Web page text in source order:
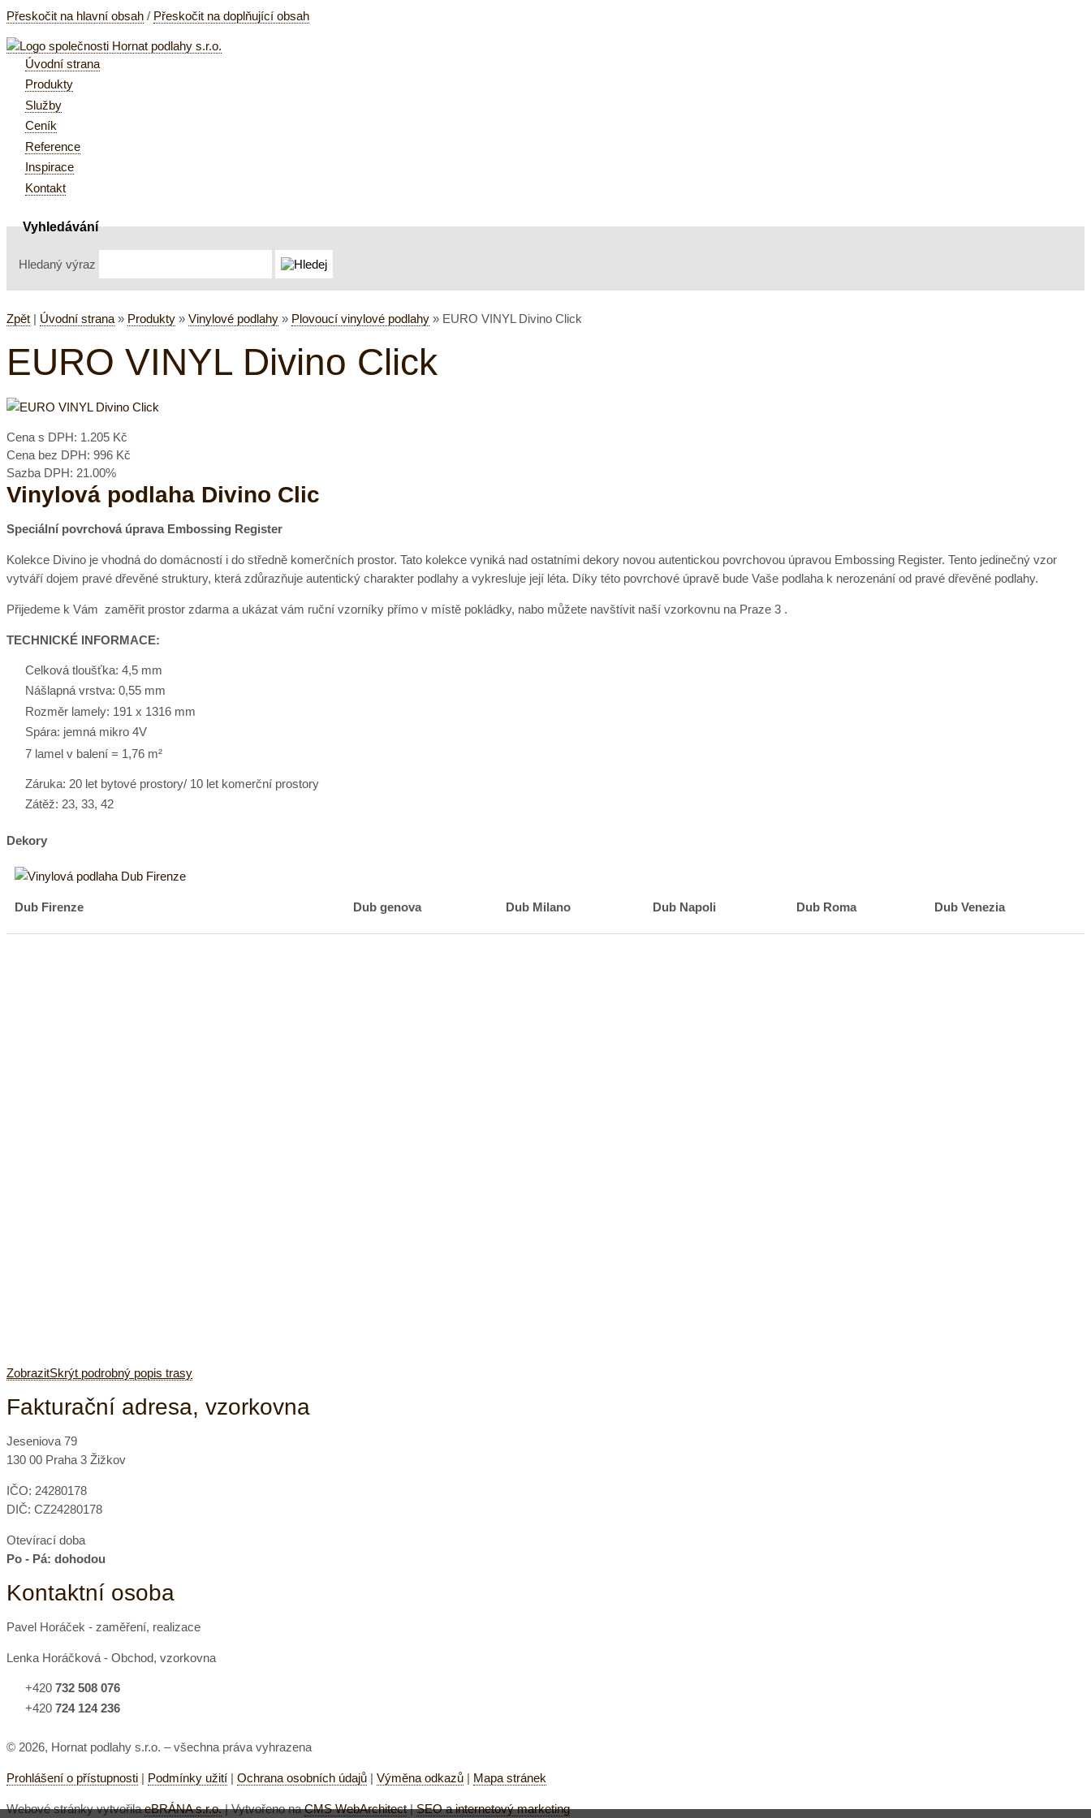
Přeskočit na hlavní obsah / Přeskočit na doplňující obsah
Úvodní strana
Produkty
Služby
Ceník
Reference
Inspirace
Kontakt
Vyhledávání
Hledaný výraz
Zpět | Úvodní strana » Produkty » Vinylové podlahy » Plovoucí vinylové podlahy » EURO VINYL Divino Click
EURO VINYL Divino Click
Cena s DPH: 1.205 Kč
Cena bez DPH: 996 Kč
Sazba DPH: 21.00%
Vinylová podlaha Divino Clic
Speciální povrchová úprava Embossing Register
Kolekce Divino je vhodná do domácností i do středně komerčních prostor. Tato kolekce vyniká nad ostatními dekory novou autentickou povrchovou úpravou Embossing Register. Tento jedinečný vzor
vytváří dojem pravé dřevěné struktury, která zdůrazňuje autentický charakter podlahy a vykresluje její léta. Díky této povrchové úpravě bude Vaše podlaha k nerozenání od pravé dřevěné podlahy.
Přijedeme k Vám zaměřit prostor zdarma a ukázat vám ruční vzorníky přímo v místě pokládky, nabo můžete navštívit naší vzorkovnu na Praze 3 .
TECHNICKÉ INFORMACE:
Celková tloušťka: 4,5 mm
Nášlapná vrstva: 0,55 mm
Rozměr lamely: 191 x 1316 mm
Spára: jemná mikro 4V
7 lamel v balení = 1,76 m²
Záruka: 20 let bytové prostory/ 10 let komerční prostory
Zátěž: 23, 33, 42
Dekory
Dub Firenze Dub genova Dub Milano Dub Napoli Dub Roma Dub Venezia
ZobrazitSkrýt podrobný popis trasy
Fakturační adresa, vzorkovna
Jeseniova 79
130 00 Praha 3 Žižkov
IČO: 24280178
DIČ: CZ24280178
Otevírací doba
Po - Pá: dohodou
Kontaktní osoba
Pavel Horáček - zaměření, realizace
Lenka Horáčková - Obchod, vzorkovna
+420 732 508 076
+420 724 124 236
© 2026, Hornat podlahy s.r.o. – všechna práva vyhrazena
Prohlášení o přístupnosti | Podmínky užití | Ochrana osobních údajů | Výměna odkazů | Mapa stránek
Webové stránky vytvořilaeBRÁNA s.r.o.| Vytvořeno naCMS WebArchitect|SEO a internetový marketing